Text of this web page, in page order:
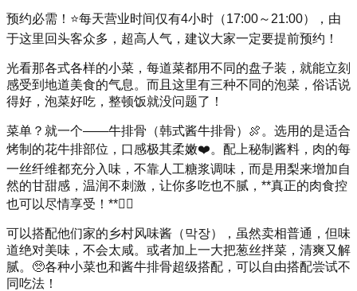
预约必需！⭐️每天营业时间仅有4小时（17:00～21:00），由
于这里回头客众多，超高人气，建议大家一定要提前预约！
光看那各式各样的小菜，每道菜都用不同的盘子装，就能立刻
感受到地道美食的气息。而且这里有三种不同的泡菜，俗话说
得好，泡菜好吃，整顿饭就没问题了！
菜单？就一个——牛排骨（韩式酱牛排骨）🍖。选用的是适合
烤制的花牛排部位，口感极其柔嫩❤️。配上秘制酱料，肉的每
一丝纤维都充分入味，不靠人工糖浆调味，而是用梨来增加自
然的甘甜感，温润不刺激，让你多吃也不腻，**真正的肉食控
也可以尽情享受！**👍🏻
可以搭配他们家的乡村风味酱（막장），虽然卖相普通，但味
道绝对美味，不会太咸。或者加上一大把葱丝拌菜，清爽又解
腻。🥺各种小菜也和酱牛排骨超级搭配，可以自由搭配尝试不
同吃法！